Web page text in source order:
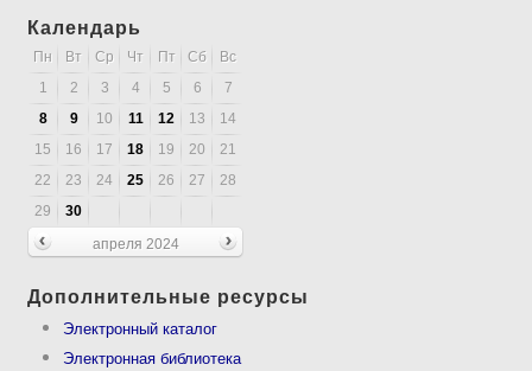
Календарь
Пн Вт Ср Чт Пт Сб
Вс
1
2 3 4 5 6
7
8
9 10 11 12 13
14
15
16 17 18 19 20
21
22
23 24 25 26 27
28
29
30
апреля 2024
Дополнительные ресурсы
Электронный каталог
Электронная библиотека